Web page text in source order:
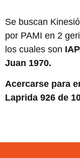
Se buscan
por PAMI en 2
los cuales son
Juan 1970.
Acercarse para
Laprida 926 de